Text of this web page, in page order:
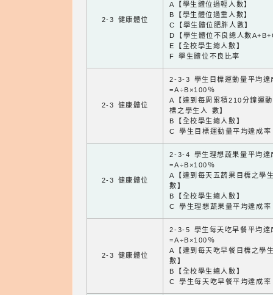
2-3 健康體位
A【學生體位過輕人數】
B【學生體位過重人數】
C【學生體位肥胖人數】
D【學生體位不良總人數
E【全校學生總人數】
F 學生體位不良比率
2-3 健康體位
2-3-3 學生目標運動量平均達
=A÷B×100％
A【達到每周累積210分鐘運
標之學生人 數】
B【全校學生總人數】
C 學生目標運動量平均達成率
2-3 健康體位
2-3-4 學生理想蔬果量平均達
=A÷B×100％
A【達到每天五蔬果目標之學
數】
B【全校學生總人數】
C 學生理想蔬果量平均達成率
2-3 健康體位
2-3-5 學生每天吃早餐平均達
=A÷B×100％
A【達到每天吃早餐目標之學
數】
B【全校學生總人數】
C 學生每天吃早餐平均達成率